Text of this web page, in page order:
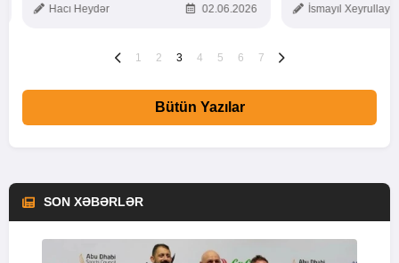
Hacı Heydər 02.06.2026 İsmayıl
1 2 3 4 5 6 7
Bütün Yazılar
SON XƏBƏRLƏR